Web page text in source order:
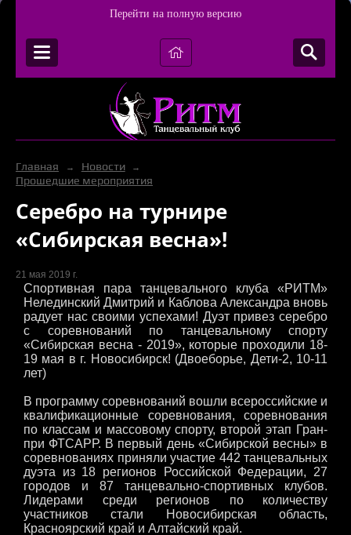
Перейти на полную версию
Главная → Новости →
Прошедшие мероприятия
Серебро на турнире
«Сибирская весна»!
21 мая 2019 г.
Спортивная пара танцевального клуба «РИТМ»
Нелединский Дмитрий и Каблова Александра вновь
радует нас своими успехами! Дуэт привез серебро
с соревнований по танцевальному спорту
«Сибирская весна - 2019», которые проходили 18-
19 мая в г. Новосибирск! (Двоеборье, Дети-2, 10-11
лет)
В программу соревнований вошли всероссийские и
квалификационные соревнования, соревнования
по классам и массовому спорту, второй этап Гран-
при ФТСАРР. В первый день «Сибирской весны» в
соревнованиях приняли участие 442 танцевальных
дуэта из 18 регионов Российской Федерации, 27
городов и 87 танцевально-спортивных клубов.
Лидерами среди регионов по количеству
участников стали Новосибирская область,
Красноярский край и Алтайский край.